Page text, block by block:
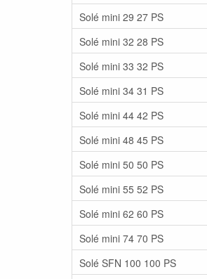
Solé mini 29 27 PS
Solé mini 32 28 PS
Solé mini 33 32 PS
Solé mini 34 31 PS
Solé mini 44 42 PS
Solé mini 48 45 PS
Solé mini 50 50 PS
Solé mini 55 52 PS
Solé mini 62 60 PS
Solé mini 74 70 PS
Solé SFN 100 100 PS